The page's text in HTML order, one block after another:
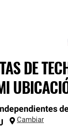
DE
Cambiar